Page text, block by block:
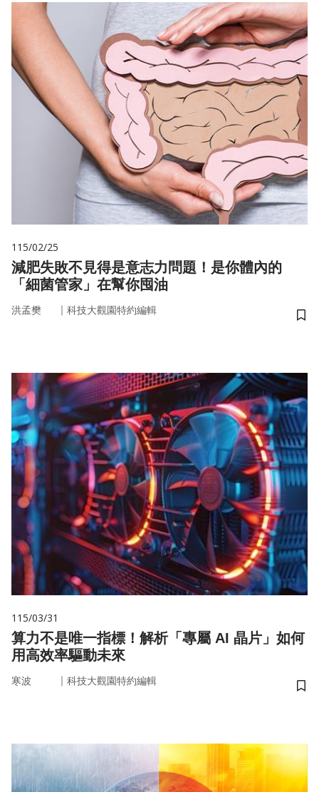
115/02/25
減肥失敗不見得是意志力問題！是你體內的
「細菌管家」在幫你囤油
洪孟樊 ｜ 科技大觀園特約編輯
儲
115/03/31
算力不是唯一指標！解析「專屬 AI 晶片」如何
用高效率驅動未來
寒波 ｜ 科技大觀園特約編輯
儲